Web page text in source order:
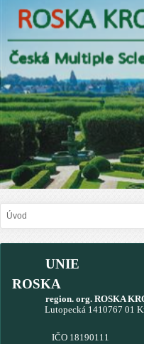
Úvod
UNIE
ROSKA
region. org. ROSKA
Lutopecká
IČO 18190111